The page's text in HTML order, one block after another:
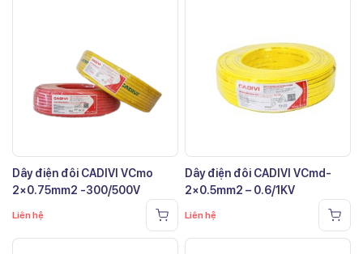
Dây điện đôi CADIVI VCmo
2×0.75mm2 -300/500V
Liên hệ
Dây điện đôi CADIVI VCmd-
2×0.5mm2 – 0.6/1KV
Liên hệ